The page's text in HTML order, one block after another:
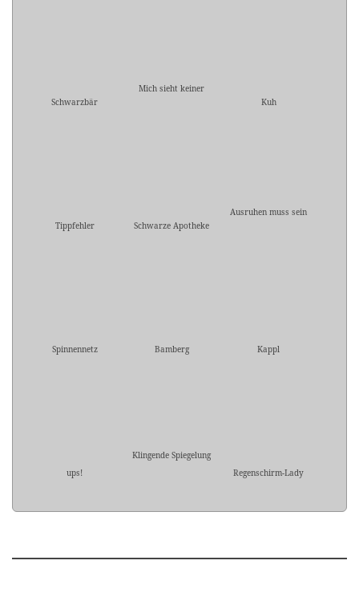
Schwarzbär
Mich sieht keiner
Kuh
Tippfehler Schwarze Apotheke
Ausruhen muss sein
Spinnennetz Bamberg Kappl
ups!
Klingende Spiegelung
Regenschirm-Lady